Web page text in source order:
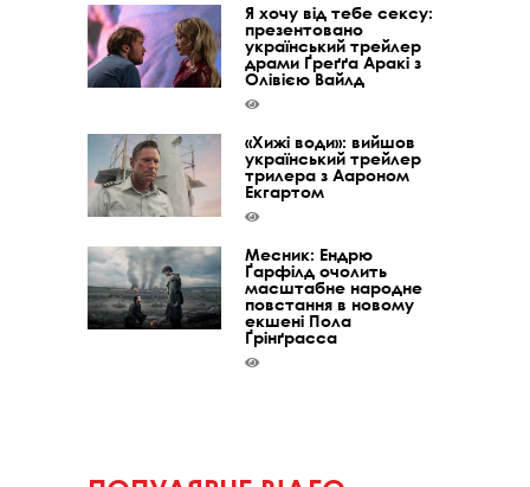
Я хочу від тебе сексу:
презентовано
український трейлер
драми Ґреґґа Аракі з
Олівією Вайлд
«Хижі води»: вийшов
український трейлер
трилера з Аароном
Екгартом
Месник: Ендрю
Ґарфілд очолить
масштабне народне
повстання в новому
екшені Пола
Ґрінґрасса